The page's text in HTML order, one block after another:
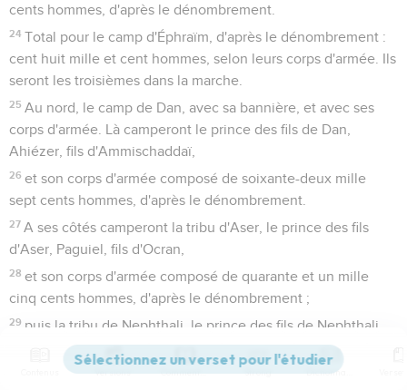
cents hommes, d'après le dénombrement.
24 Total pour le camp d'Éphraïm, d'après le dénombrement :
cent huit mille et cent hommes, selon leurs corps d'armée. Ils
seront les troisièmes dans la marche.
25 Au nord, le camp de Dan, avec sa bannière, et avec ses
corps d'armée. Là camperont le prince des fils de Dan,
Ahiézer, fils d'Ammischaddaï,
26 et son corps d'armée composé de soixante-deux mille
sept cents hommes, d'après le dénombrement.
27 A ses côtés camperont la tribu d'Aser, le prince des fils
d'Aser, Paguiel, fils d'Ocran,
28 et son corps d'armée composé de quarante et un mille
cinq cents hommes, d'après le dénombrement ;
29 puis la tribu de Nephthali, le prince des fils de Nephthali,
Ahira, fils d'Énan,
et son corps d'armée composé de cinquante-trois mille
Versions Commentaires Strong